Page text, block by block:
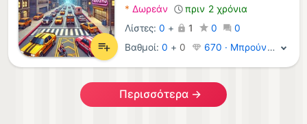
* Δωρεάν
πριν 2 χρόνια
Λίστες:0 + 1 0
0
Βαθμοί:0 + 0 670 · Μπρούντζος
Περισσότερα →